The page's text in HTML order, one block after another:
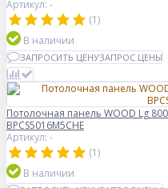
Артикул: -
(1)
В наличии
ЗАПРОСИТЬ ЦЕНУЗАПРОС ЦЕНЫ
Потолочная панель WOOD Lg
BPCS5016M5CHE
Артикул: -
(1)
В наличии